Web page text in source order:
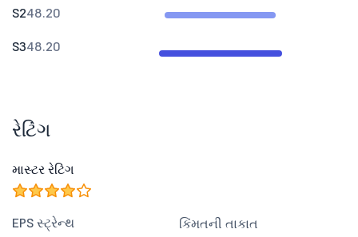
S248.20
S348.20
રેટિંગ
માસ્ટર રેટિંગ
EPS સ્ટ્રેન્થ કિંમતની તાકાત